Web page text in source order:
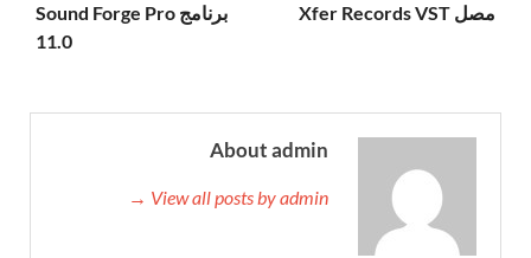
مصل Xfer Records VST
برنامج Sound Forge Pro
11.0
About admin
View all posts by admin →